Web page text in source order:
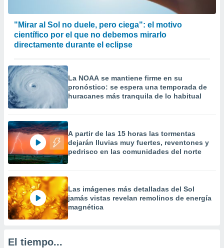
crear un
uso de
medir el
la
el
del
de
o a través
de
de
uso de
con el
mediante
"Mirar al Sol no duele, pero ciega": el motivo
científico por el que no debemos mirarlo
directamente durante el eclipse
La NOAA se mantiene firme en su
pronóstico: se espera una temporada de
huracanes más tranquila de lo habitual
A partir de las 15 horas las tormentas
dejarán lluvias muy fuertes, reventones y
pedrisco en las comunidades del norte
Las imágenes más detalladas del Sol
jamás vistas revelan remolinos de energía
magnética
El tiempo...